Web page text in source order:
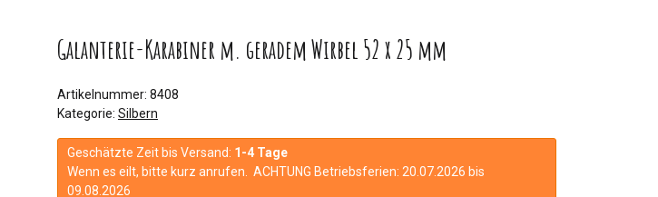
Galanterie-Karabiner m. geradem Wirbel 52 x 25 mm
Artikelnummer: 8408
Kategorie: Silbern
Geschätzte Zeit bis Versand: 1-4 Tage
Wenn es eilt, bitte kurz anrufen. ACHTUNG Betriebsferien: 20.07.2026 bis
09.08.2026